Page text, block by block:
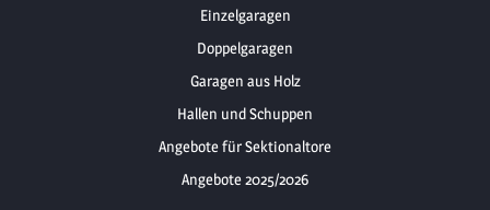
Einzelgaragen
Doppelgaragen
Garagen aus Holz
Hallen und Schuppen
Angebote für Sektionaltore
Angebote 2025/2026